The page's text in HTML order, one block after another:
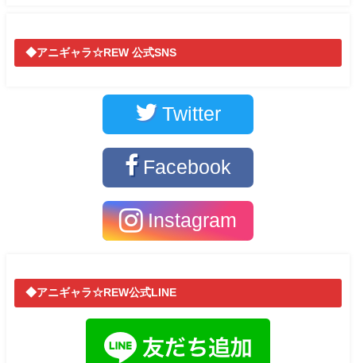
◆アニギャラ☆REW 公式SNS
Twitter
Facebook
Instagram
◆アニギャラ☆REW公式LINE